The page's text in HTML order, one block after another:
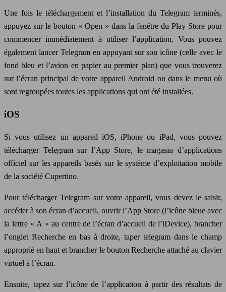
Une fois le téléchargement et l’installation du Telegram terminés,
appuyez sur le bouton « Open » dans la fenêtre du Play Store pour
commencer immédiatement à utiliser l’application. Vous pouvez
également lancer Telegram en appuyant sur son icône (celle avec le
fond bleu et l’avion en papier au premier plan) que vous trouverez
sur l’écran principal de votre appareil Android ou dans le menu où
sont regroupées toutes les applications qui ont été installées.
iOS
Si vous utilisez un appareil iOS, iPhone ou iPad, vous pouvez
télécharger Telegram sur l’App Store, le magasin d’applications
officiel sur les appareils basés sur le système d’exploitation mobile
de la société Cupertino.
Pour télécharger Telegram sur votre appareil, vous devez le saisir,
accéder à son écran d’accueil, ouvrir l’App Store (l’icône bleue avec
la lettre « A » au centre de l’écran d’accueil de l’iDevice), brancher
l’onglet Recherche en bas à droite, taper telegram dans le champ
approprié en haut et brancher le bouton Recherche attaché au clavier
virtuel à l’écran.
Ensuite, tapez sur l’icône de l’application à partir des résultats de